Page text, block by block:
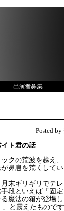
出演者募集
Posted
ト君の話
クの荒波を越え
鼻息を荒くして
末ギリギリでテレ
段といえば「固
魔法の箱が登場し
と震えたものです